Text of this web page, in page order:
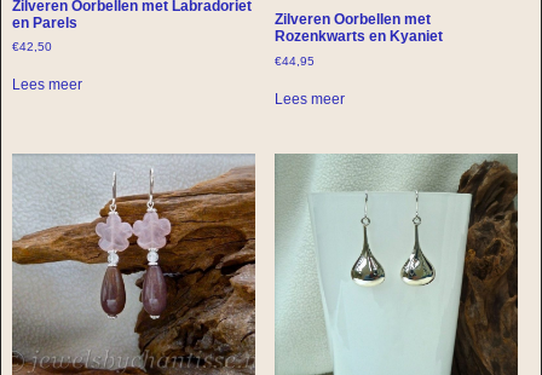
Zilveren Oorbellen met Labradoriet
en Parels
€42,50
Lees meer
Zilveren Oorbellen met
Rozenkwarts en Kyaniet
€44,95
Lees meer